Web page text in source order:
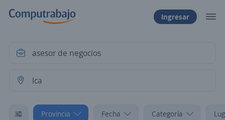
Ingresar
Provincia Fecha Categoría